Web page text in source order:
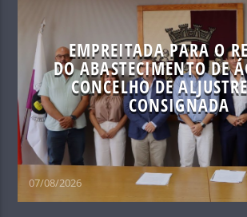
EMPREITADA PARA O
DO ABASTECIMENTO DE
CONCELHO DE
CONSIGNADA
07/08/2026